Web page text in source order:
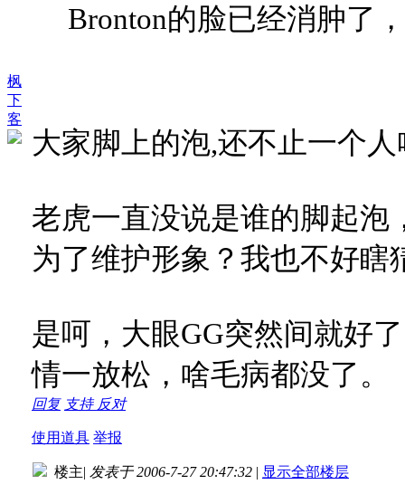
枫
下
客
Bronton的脸已经消肿了
大家脚上的泡,还不止一个
老虎一直没说是谁的脚起
为了维护形象？我也不好瞎
是呵，大眼GG突然间就好
情一放松，啥毛病都没了。
回复 支持 反对
使用道具 举报
楼主| 发表于 2006-7-27 20:47:32 | 显示全部楼层